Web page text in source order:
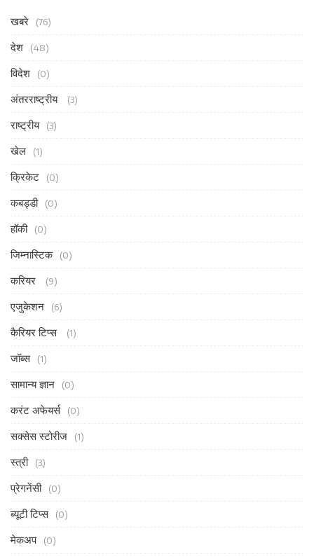
खबरे (76)
देश (48)
विदेश (0)
अंतरराष्ट्रीय (3)
राष्ट्रीय (3)
खेल (1)
क्रिकेट (0)
कबड्डी (0)
हॉकी (0)
जिम्नास्टिक (0)
करियर (9)
एजुकेशन (6)
कैरियर टिप्स (1)
जॉब्स (1)
सामान्य ज्ञान (0)
करंट अफेयर्स (0)
सक्सेस स्टोरीज (1)
स्त्री (3)
प्रेगनेंसी (0)
ब्यूटी टिप्स (0)
मेकअप (0)